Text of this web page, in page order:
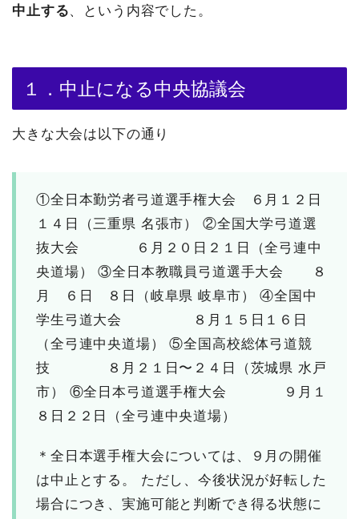
中止する、という内容でした。
１．中止になる中央協議会
大きな大会は以下の通り
①全日本勤労者弓道選手権大会 ６月１２日
１４日（三重県 名張市）
②全国大学弓道選
抜大会 ６月２０日２１日（全弓連中
央道場）
③全日本教職員弓道選手大会 ８
月 ６日 ８日（岐阜県 岐阜市）
④全国中
学生弓道大会 ８月１５日１６日
（全弓連中央道場）
⑤全国高校総体弓道競
技 ８月２１日〜２４日（茨城県 水戸
市）
⑥全日本弓道選手権大会 ９月１
８日２２日（全弓連中央道場）
＊全日本選手権大会については、９月の開催
は中止とする。 ただし、今後状況が好転した
場合につき、実施可能と判断でき得る状態に